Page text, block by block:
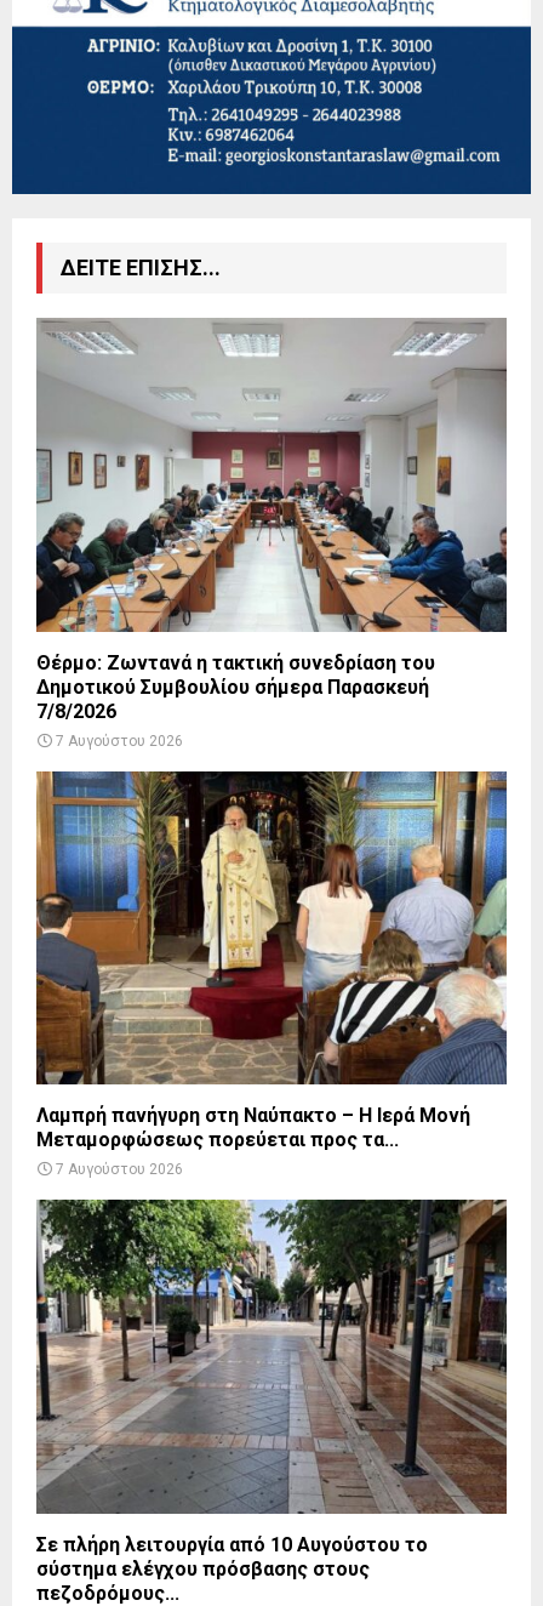
ΔΕΙΤΕ ΕΠΙΣΗΣ...
Θέρμο: Ζωντανά η τακτική συνεδρίαση του
Δημοτικού Συμβουλίου σήμερα Παρασκευή
7/8/2026
7 Αυγούστου 2026
Λαμπρή πανήγυρη στη Ναύπακτο – Η Ιερά Μονή
Μεταμορφώσεως πορεύεται προς τα...
7 Αυγούστου 2026
Σε πλήρη λειτουργία από 10 Αυγούστου το
σύστημα ελέγχου πρόσβασης στους
πεζοδρόμους...